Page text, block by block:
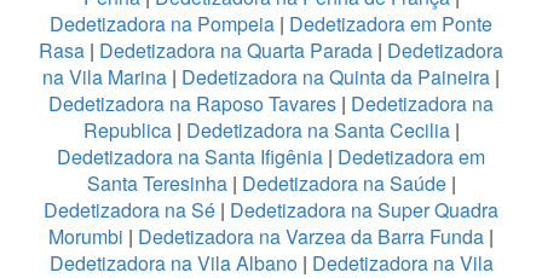
Dedetizadora na Pompeia | Dedetizadora em Ponte
Rasa | Dedetizadora na Quarta Parada | Dedetizadora
na Vila Marina | Dedetizadora na Quinta da Paineira |
Dedetizadora na Raposo Tavares | Dedetizadora na
Republica| Dedetizadora na Santa Cecilia|
Dedetizadora na Santa Ifigênia | Dedetizadora em
Santa Teresinha| Dedetizadora na Saúde|
Dedetizadora na Sé | Dedetizadora na Super Quadra
Morumbi | Dedetizadora na Varzea da Barra Funda |
Dedetizadora na Vila Albano| Dedetizadora na Vila